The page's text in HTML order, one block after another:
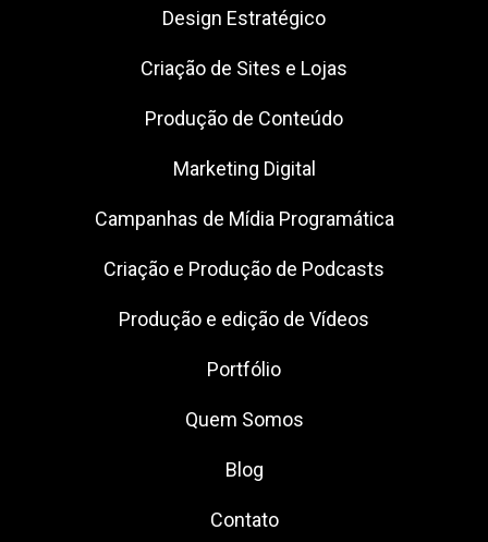
Design Estratégico
Criação de Sites e Lojas
Produção de Conteúdo
Marketing Digital
Campanhas de Mídia Programática
Criação e Produção de Podcasts
Produção e edição de Vídeos
Portfólio
Quem Somos
Blog
Contato